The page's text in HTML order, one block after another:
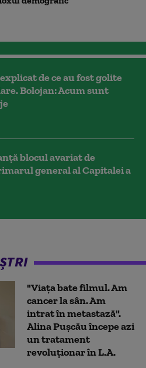
de ce au fost golite
Bolojan: Acum sunt
blocul avariat de
general al Capitalei a
"Viața bate filmul. Am
cancer la sân. Am
intrat în metastază".
Alina Pușcău începe azi
un tratament
revoluționar în L.A.